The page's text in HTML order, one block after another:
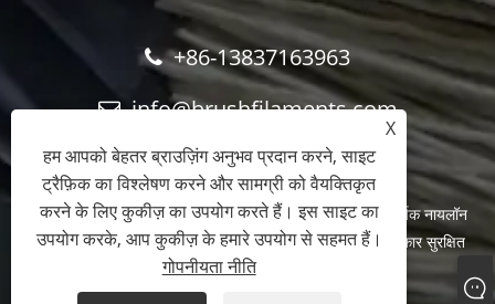
+86-13837163963
info@brushfilaments.com
कॉपीराइट © 2023 Filawing Industry Co., Limited - अपघर्षक नायलॉन
फ़िलामेंट्स, सिलिकॉन कार्बाइड फ़िलामेंट्स, डायमंड फ़िलामेंट्स - सर्वाधिकार सुरक्षित
Sitemap RSS
X
हम आपको बेहतर ब्राउज़िंग अनुभव प्रदान करने, साइट
ट्रैफ़िक का विश्लेषण करने और सामग्री को वैयक्तिकृत
करने के लिए कुकीज़ का उपयोग करते हैं। इस साइट का
उपयोग करके, आप कुकीज़ के हमारे उपयोग से सहमत हैं।
गोपनीयता नीति